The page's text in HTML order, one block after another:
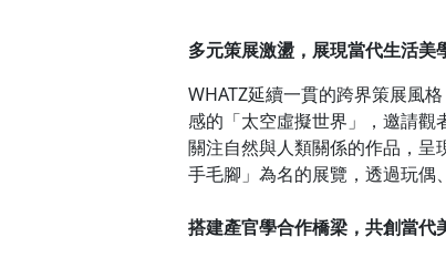
多元策展激盪，展現當代生活美
WHATZ延續一貫的跨界策展風
感的「太空虛擬世界」，邀請觀
關注自然與人類關係的作品，呈
手毛腳」為名的展覽，透過玩偶
搭建產官學合作橋梁，共創當代